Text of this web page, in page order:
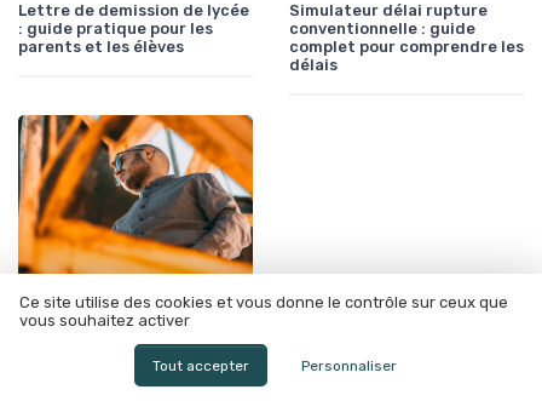
Lettre de demission de lycée
: guide pratique pour les
parents et les élèves
Simulateur délai rupture
conventionnelle : guide
complet pour comprendre les
délais
12/06/2025
Ce site utilise des cookies et vous donne le contrôle sur ceux que
vous souhaitez activer
Tout accepter Personnaliser